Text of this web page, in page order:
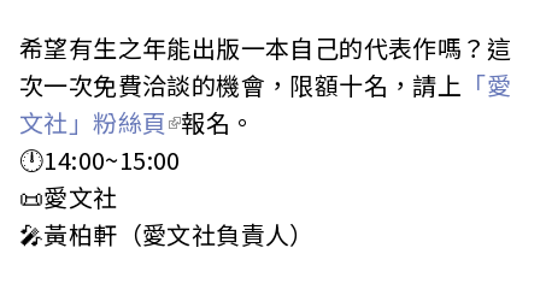
希望有生之年能出版一本自己的代表作嗎？這
次一次免費洽談的機會，限額十名，請上 「愛
文社」粉絲頁 報名。
🕛14:00~15:00
📜愛文社
🎤黃柏軒（愛文社負責人）